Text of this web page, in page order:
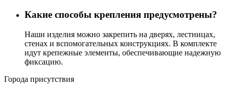
Какие способы крепления предусмотрены?
Наши изделия можно закрепить на дверях, лестницах,
стенах и вспомогательных конструкциях. В комплекте
идут крепежные элементы, обеспечивающие надежную
фиксацию.
Города присутствия